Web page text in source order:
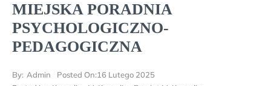
MIEJSKA PORADNIA
PSYCHOLOGICZNO-
PEDAGOGICZNA
By: Admin Posted On:16 Lutego 2025